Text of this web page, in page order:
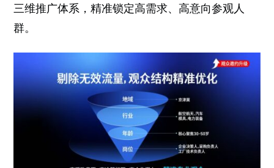
三维推广体系，精准锁定高需求、高意向参观人
群。